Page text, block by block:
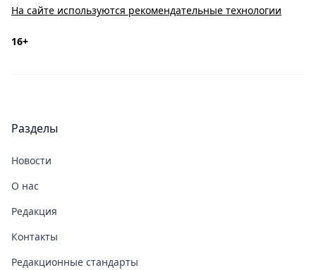
На сайте используются рекомендательные технологии
16+
Разделы
Новости
О нас
Редакция
Контакты
Редакционные стандарты